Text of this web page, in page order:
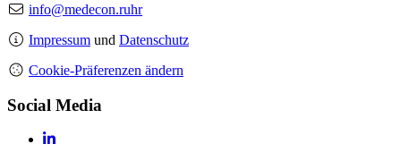
info@medecon.ruhr
Impressum und Datenschutz
Cookie-Präferenzen ändern
Social Media